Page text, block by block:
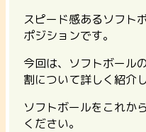
スピード感あるソフト
ポジションです。
今回は、ソフトボール
割について詳しく紹介し
ソフトボールをこれか
ください。